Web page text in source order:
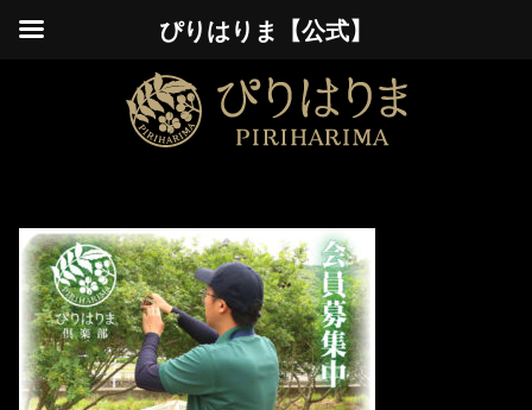
ぴりはりま【公式】